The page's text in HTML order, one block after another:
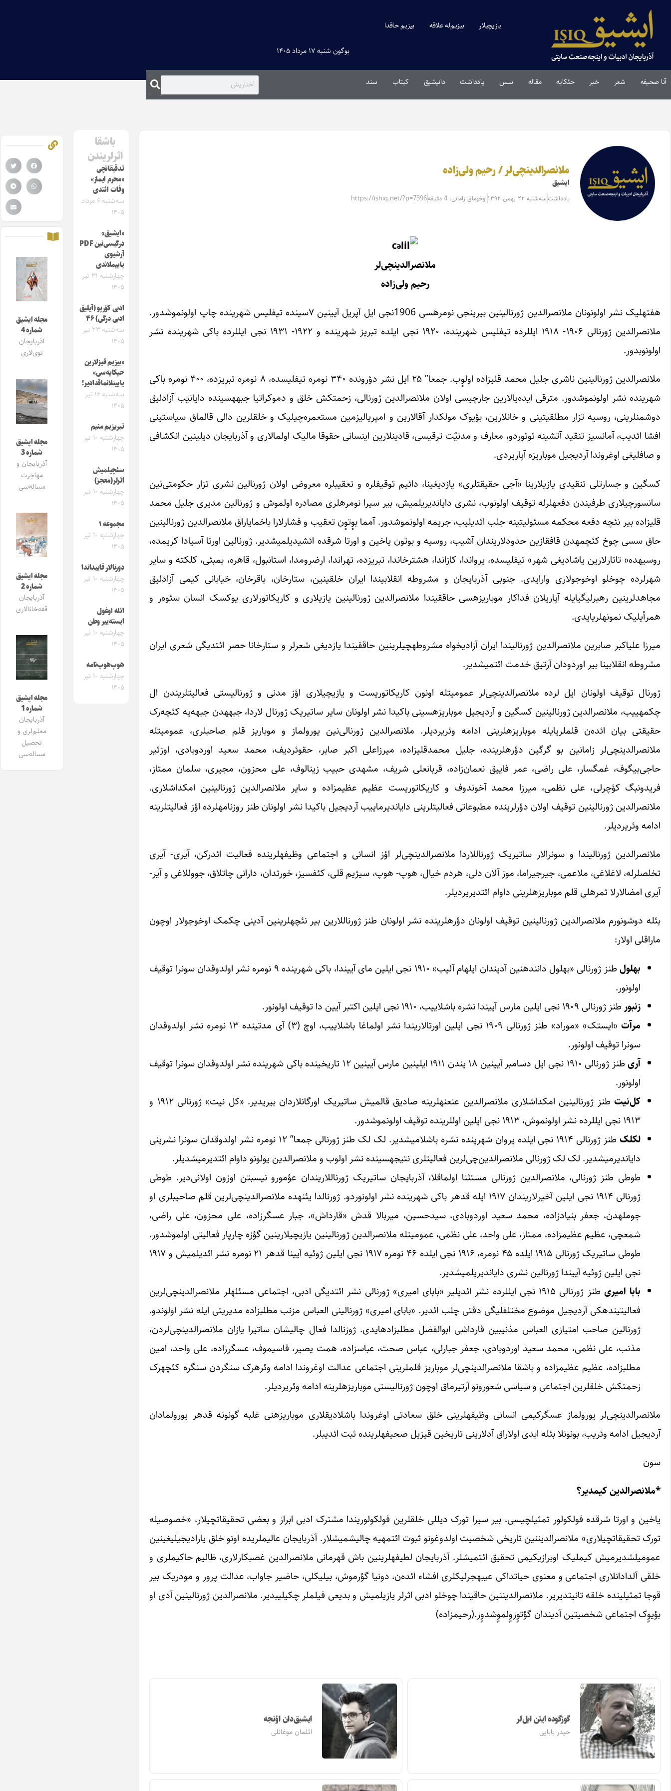
یازیچیلار بیزیم‌له علاقه بیزیم حاقدا
بوگون شنبه ۱۷ مرداد ۱۴۰۵
آنا صحیفه شعر خبر حئکایه مقاله‌ سس یادداشت دانیشیق کیتاب سند
ملانصرالدینچی‌لر / رحیم ولی‌زاده
ایشیق
یادداشتسه‌شنبه ۲۲ بهمن ۱۳۹۲ اوخوماق زامانی: 4 دقیقه https://ishiq.net/?p=7396
ملانصرالدینچی‌لر
رحیم ولی‌زاده
هفته‎لیک نشر اولونونان ملانصرالدین ژورنالی‎نین بیرینجی نومره‎سی 1906نجی ایل آپریل آیی‎نین ۷‌سینده تیفلیس شهرینده چاپ اولونموشدور.
ملانصرالدین ژورنالی ۱۹۰۶- ۱۹۱۸ ایل‎لرده تیفلیس شهرینده، ۱۹۲۰ نجی ایلده تبریز شهرینده و ۱۹۲۲- ۱۹۳۱ نجی ایل‎لرده باکی شهرینده نشر
اولونوبدور.
ملانصرالدین ژورنالی‎نین ناشری جلیل محمد ‌قلیزاده اولوٍب. جمعا” ۲۵ ایل نشر دؤرونده ۳۴۰ نومره تیفلیسده، ۸ نومره تبریزده، ۴۰۰ نومره باکی
شهرینده نشر اولونموشدور. مترقی ایده‌یالارین جارچیسی اولان ملانصرالدین ژورنالی، زحمتکش خلق و دموکراتیا جبهه‎سینده دایانیب آزادلیق
دوشمن‎لرینی، روسیه تزار مطلقیتینی و خان‎لارین، بؤیوک مولکدار آقالارین و امپریالیزمین مستعمره‌چیلیک و خلق‎لرین دالی قالماق سیاستینی
افشا ائدیب، آمانسیز تنقید آتشینه توتوردو، معارف و مدنیٌت ترقیسی، قادین‎لارین اینسانی حقوقا مالیک اولمالاری و آذربایجان دیلی‎نین انکشافی
و صافلیغی اوغروندا آردیجیل موباریزه آپاریردی.
کسگین و جسارتلی تنقیدی یازیلارینا «آجی حقیقت‎لری» یازدیغینا، دائیم توقیف‎لره و تعقیب‎لره معروض اولان ژورنالین نشری تزار حکومتی‌نین
سانسورچیلاری طرفیندن دفعه‎لرله توقیف اولونوب، نشری دایاندیریلمیش، بیر سیرا نومره‎لری مصادره اولموش و ژورنالین مدیری جلیل محمد
قلیزاده بیر نئچه دفعه محکمه مسئولیتینه جلب ائدیلیب، جریمه اولونموشدور. آمما بوٍتوٍن تعقیب و فشارلارا باخمایاراق ملانصرالدین ژورنالی‎نین
حاق سسی چوخ کئچمه‎دن قافقازین حدودلاریندان آشیب، روسیه و بوتون یاخین و اورتا شرقده ائشیدیلمیشدیر. ژورنالین اورتا آسیادا کریمده،
روسیه‎ده« تاتارلارین یاشادیغی شهر» تیفلیسده، یرواندا، کازان‎دا، هشترخاندا، تبریزده، تهران‎دا، ارضرومدا، استانبول، قاهره، بمبئی، کلکته و سایر
شهرلرده چوخلو اوخوجولاری وارایدی. جنوبی آذربایجان و مشروطه انقلابیندا ایران خلقی‎نین، ستارخان، باقرخان، خیابانی‎ کیمی آزادلیق
مجاهدلری‎نین رهبرلیگی‎ایله آپاریلان فداکار موباریزه‎سی حاققیندا ملانصرالدین ژورنالی‎نین یازیلاری و کاریکاتورلاری یوکسک انسان سئوه‌ر و
هم‎رأی‎لیک نمونه‎لری‎ایدی.
میرزا علی‎اکبر صابرین ملانصرالدین ژورنالیندا ایران آزادیخواه مشروطه‎چیلری‎نین حاققیندا یازدیغی شعرلر و ستارخانا حصر ائتدیگی شعری ایران
مشروطه انقلابینا بیر اوردودان آرتیق خدمت ائتمیشدیر.
ژورنال توقیف اولونان ایل لرده ملانصرالدینچی‌لر عمومیتله اونون کاریکاتوریست و یازیچیلاری اؤز مدنی و ژورنالیستی فعالیت‎لریندن ال
چکمه‎ییب، ملانصرالدین ژورنالی‎نین کسگین و آردیجیل موباریزه‎سینی باکیدا نشر اولونان سایر ساتیریک ژورنال لاردا، جبهه‎دن جبهه‌یه کئچه‌رک
حقیقتی بیان ائده‌ن قلملری‎ایله موباریزه‎لرینی ادامه وئریردیلر. ملانصرالدین ژورنالی‌نین یورولماز و موباریز قلم صاحب‎لری، عمومیتله
ملانصرالدینچی‌لر زامانین بو گرگین دؤره‎لرینده، جلیل محمدقلیزاده، میرزاعلی اکبر صابر، حقوئردیف، محمد سعید اوردوبادی، اوزئیر
حاجی‌بیگوف، غمگسار، علی راضی، عمر فاییق نعمان‌زاده، قربانعلی شریف، مشهدی حبیب زینالوف، علی محزون، مجیری، سلمان ممتاز،
فریدون‎بگ کؤچرلی، علی نظمی، میرزا محمد آخوندوف و کاریکاتوریست عظیم عظیم‎زاده و سایر ملانصرالدین ژورنالی‎نین امکداشلاری.
ملانصرالدین ژورنالی‎نین توقیف اولان دؤرلرینده مطبوعاتی فعالیت‎لرینی دایاندیرماییب آردیجیل باکیدا نشر اولونان طنز روزنامه‎لرده اؤز فعالیت‎لرینه
ادامه وئریردیلر.
ملانصرالدین ژورنالیندا و سونرالار ساتیریک ژورنال‎لاردا ملانصرالدینچی‌لر اؤز انسانی و اجتماعی وظیفه‎لرینده فعالیت ائدرکن، آیری- آیری
تخلص‎لرله، لاغلاغی، ملاعمی، جیرجیراما، موز آلان دلی، هردم خیال، هوپ- هوپ، سیژیم قلی، کئف‎سیز، خورتدان، دارانی چاتلاق، جووللاغی و آیر-
آیری امضالارلا ثمره‎لی قلم موباریزه‎لرینی داوام ائتدیریردیلر.
بئله دوشونورم ملانصرالدین ژورنالی‎نین توقیف اولونان دؤره‎لرینده نشر اولونان طنز ژورنال‎لارین بیر نئچه‎لری‎نین آدینی چکمک اوخوجولار اوچون
ماراقلی اولار:
بهلول
طنز ژورنالی «بهلول داننده‎نین آدیندان ایلهام آلیب» ۱۹۱۰ نجی ایلین مای آیین‎دا، باکی شهرینده ۹ نومره نشر اولدوقدان سونرا توقیف
اولونور.
زنبور طنز ژورنالی ۱۹۰۹ نجی ایلین مارس آیین‎دا نشره باشلاییب، ۱۹۱۰ نجی ایلین اکتبر آیین دا توقیف اولونور.
مرآت
«ایستک» «موراد» طنز ژورنالی ۱۹۰۹ نجی ایلین اورتالاریندا نشر اولماغا باشلاییب، اوچ (۳) آی مدتینده ۱۳ نومره نشر اولدوقدان
سونرا توقیف اولونور.
آری
طنز ژورنالی ۱۹۱۰ نجی ایل دسامبر آیی‎نین ۱۸ یندن ۱۹۱۱ ایلی‎نین مارس آیی‎نین ۱۲ تاریخینده باکی شهرینده نشر اولدوقدان سونرا توقیف
اولونور.
کل‌نیت
طنز ژورنالی‎نین امکداش‎لاری ملانصرالدین عنعنه‎لرینه صادیق قالمیش ساتیریک اورگان‎لاردان بیریدیر. «کل نیت» ژورنالی ۱۹۱۲ و
۱۹۱۳ نجی ایل‎لرده نشر اولونموش، ۱۹۱۳ نجی ایلین اول‎لرینده توقیف اولونموشدور.
لکلک
طنز ژورنالی ۱۹۱۴ نجی ایلده یروان شهرینده نشره باشلامیشدیر. لک لک طنز ژورنالی جمعا” ۱۲ نومره نشر اولدوقدان سونرا نشرینی
دایاندیرمیشدیر. لک لک ژورنالی ملانصرالدین‌چی‌لرین فعالیت‎لری نتیجه‎سینده نشر اولوب و ملانصرالدین یولونو داوام ائتدیرمیشدیلر.
طوطی طنز ژورنالی، ملانصرالدین ژورنالی مستثنا اولماقلا، آذربایجان ساتیریک ژورنال‎لاریندان عؤمورو نیسبتن اوزون اولانی‌دیر. طوطی
ژورنالی ۱۹۱۴ نجی ایلین آخیرلاریندان ۱۹۱۷ ایله قده‎ر باکی شهرینده نشر اولونوردو. ژورنالدا یئنه‎ده ملانصرالدینچی‌لرین قلم صاحیب‎لری او
جومله‎دن، جعفر بنیادزاده، محمد سعید اوردوبادی، سیدحسین، میربالا قدش «قارداش»، جبار عسگرزاده، علی محزون، علی راضی،
شمعچی، عظیم عظیم‎زاده، ممتاز، علی واحد، علی نظمی، عمومیتله ملانصرالدین ژورنالی‎نین یازیچی‎لاری‎نین گؤزه چارپار فعالیتی اولموشدور.
طوطی ساتیریک ژورنالی ۱۹۱۵ ایلده ۴۵ نومره، ۱۹۱۶ نجی ایلده ۴۶ نومره ۱۹۱۷ نجی ایلین ژوئیه آیینا قده‎ر ۲۱ نومره نشر ائدیلمیش و ۱۹۱۷
نجی ایلین ژوئیه آیین‎دا ژورنالین نشری دایاندیریلمیشدیر.
بابا امیری
طنز ژورنالی ۱۹۱۵ نجی ایل‎لرده نشر ائدیلیر «بابای امیری» ژورنالی نشر ائتدیگی ادبی، اجتماعی مسئله‎لر ملانصرالدینچی‌لرین
فعالیتینده‎کی آردیجیل موضوع مختلف‎لیگی دقتی چلب ائدیر. «بابای امیری» ژورنالینی العباس مزنب مطلب‎زاده مدیریتی ایله نشر اولوندو.
ژورنالین صاحب امتیازی العباس مذنیبین قارداشی ابوالفضل مطلب‎زاده‎ایدی. ژوزنالدا فعال چالیشان ساتیرا یازان ملانصرالدینچی‌لردن،
مذنب، علی نظمی، محمد سعید اوردوبادی، جعفر جبارلی، عباس صحت، عباس‎زاده، همت یصیر، قاسیموف، عسگرزاده، علی واحد، امین
مطلب‎زاده، عظیم عظیم‎‎زاده و باشقا ملانصرالدینچی‌لر موباریز قلم‎لرینی اجتماعی عدالت اوغروندا ادامه وئره‎رک سنگردن سنگره کئچه‎رک
زحمتکش خلقلرین اجتماعی و سیاسی شعورونو آرتیرماق اوچون ژورنالیستی موباریزه‎لرینه ادامه وئریردیلر.
ملانصرالدینچی‌لر یورولماز عسگرکیمی انسانی وظیفه‎لرینی خلق سعادتی اوغروندا باشلادیقلاری موباریزه‎نی غلبه گونونه قده‎ر یورولمادان
آردیجیل ادامه وئریب، بونونلا بئله ابدی اولاراق آدلارینی تاریخین قیزیل صحیفه‎لرینده ثبت ائدیبلر.
سون
*ملانصرالدین کیمدیر؟
یاخین و اورتا شرقده فولکولور تمثیلچیسی، بیر سیرا تورک دیللی خلق‎لرین فولکولوریندا مشترک ادبی ابراز و بعضی تحقیقاتچیلار، «خصوصیله
تورک تحقیقاتچیلاری» ملانصرالدین‎نین تاریخی شخصیت اولدوغونو ثبوت ائتمه‎یه چالیشمیشلار. آذربایجان عالیم‎لریده اونو خلق یارادیجیلیغی‎نین
عمومی‎لشدیرمیش کیملیک اوبرازی‎کیمی تحقیق ائتمیشلر. آذربایجان لطیفه‎لری‎نین باش قهرمانی ملانصرالدین غصبکارلاری، ظالیم حاکیم‎لری و
خلقی آلدادان‎لاری اجتماعی و معنوی حیاتداکی عیبه‎جرلیک‎لری افشاء‌ ائده‌ن، دونیا گؤرموش، بیلیک‎لی، حاضیر جاواب، عدالت پرور و مودریک بیر
قوجا تمثیلینده خلقه تانیتدیریر. ملانصرالدین‎نین حاقیندا چوخلو ادبی اثرلر یازیلمیش و بدیعی فیلم‎لر چکیلیب‎دیر. ملانصرالدین ژورنالی‎نین آدی او
بؤیوٍک اجتماعی شخصیتین آدیندان گؤتوٍروٍلموٍشدوٍر.(رحیم‎زاده)
گوزگوده ایتن ایل‌لر
حیدر بابایی
ایشیق‌دان اؤنجه
ائلمان موغانلی
باشقا
اثرلریندن
تدقیقاتچی
«محرم ایماز»
وفات ائتدی
سه‌شنبه ۶ مرداد
۱۴۰۵
«ایشیق»
درگیسی‌نین PDF
آرشیوی
یاییملاندی
چهارشنبه ۳۱ تیر
۱۴۰۵
ادبی کؤرپو (آیلیق
ادبی درگی) ۴۶
سه‌شنبه ۲۳ تیر
۱۴۰۵
«بیزیم قیزلارین
حیکایه‌سی»
یایینلانماقدادیر!
سه‌شنبه ۱۶ تیر
۱۴۰۵
تبریزیم منیم
چهارشنبه ۱۰ تیر
۱۴۰۵
سئچیلمیش
اثرلر(معجز)
چهارشنبه ۱۰ تیر
۱۴۰۵
مجموعه ۱
چهارشنبه ۱۰ تیر
۱۴۰۵
دورنالار قاییداندا
چهارشنبه ۱۰ تیر
۱۴۰۵
ائله اوغول
ایسته‌ییر وطن
چهارشنبه ۱۰ تیر
۱۴۰۵
هوپ‌هوپ‌نامه
چهارشنبه ۱۰ تیر
۱۴۰۵
مجله ایشیق
شماره 4
آذربایجان
توی‌لاری
مجله ایشیق
شماره 3
آذربایجان و
مهاجرت
مساله‌سی
مجله ایشیق
شماره 2
آذربایجان
قفه‌خانالاری
مجله ایشیق
شماره 1
آذربایجان
معلم‌لری و
تحصیل
مساله‌سی